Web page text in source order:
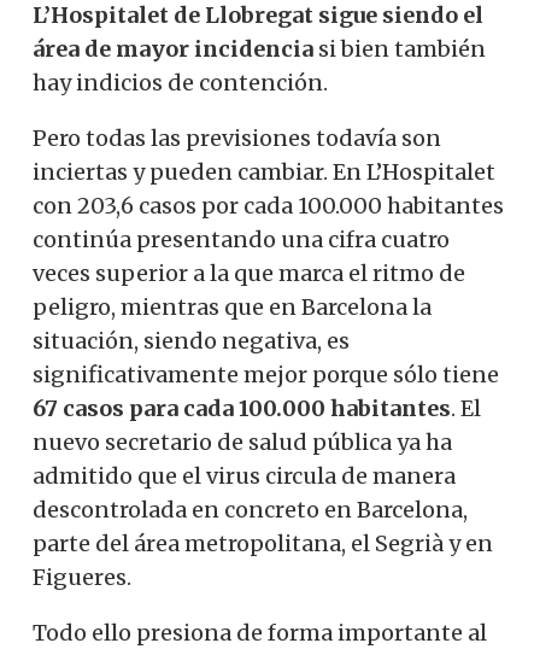
L’Hospitalet de Llobregat sigue siendo el
área de mayor incidencia si bien también
hay indicios de contención.
Pero todas las previsiones todavía son
inciertas y pueden cambiar. En L’Hospitalet
con 203,6 casos por cada 100.000 habitantes
continúa presentando una cifra cuatro
veces superior a la que marca el ritmo de
peligro, mientras que en Barcelona la
situación, siendo negativa, es
significativamente mejor porque sólo tiene
67 casos para cada 100.000 habitantes. El
nuevo secretario de salud pública ya ha
admitido que el virus circula de manera
descontrolada en concreto en Barcelona, ​​
parte del área metropolitana, el Segrià y en
Figueres.
Todo ello presiona de forma importante al